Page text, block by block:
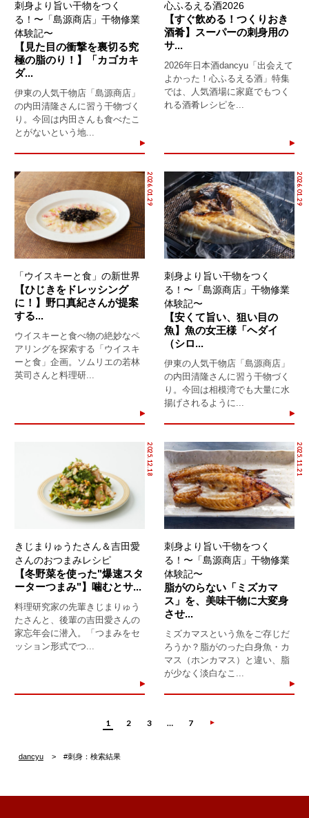
刺身より旨い干物をつく
る！〜「島源商店」干物修業
体験記〜
【見た目の衝撃を裏切る究
極の脂のり！】「カゴカキ
ダ...
伊東の人気干物店「島源商店」
の内田清隆さんに習う干物づく
り。今回は内田さんも食べたこ
とがないという地...
心ふるえる酒2026
【すぐ飲める！つくりおき
酒肴】スーパーの刺身用の
サ...
2026年日本酒dancyu「出会えて
よかった！心ふるえる酒」特集
では、人気酒場に家庭でもつく
れる酒肴レシピを...
2026.01.29
「ウイスキーと食」の新世界
【ひじきをドレッシング
に！】野口真紀さんが提案
する...
ウイスキーと食べ物の絶妙なペ
アリングを探索する「ウイスキ
ーと食」企画。ソムリエの若林
英司さんと料理研...
2026.01.29
刺身より旨い干物をつく
る！〜「島源商店」干物修業
体験記〜
【安くて旨い、狙い目の
魚】魚の女王様「ヘダイ
（シロ...
伊東の人気干物店「島源商店」
の内田清隆さんに習う干物づく
り。今回は相模湾でも大量に水
揚げされるように...
2025.12.18
きじまりゅうたさん＆吉田愛
さんのおつまみレシピ
【冬野菜を使った"爆速スタ
ーターつまみ"】噛むとサ...
料理研究家の先輩きじまりゅう
たさんと、後輩の吉田愛さんの
家忘年会に潜入。「つまみをセ
ッション形式でつ...
2025.11.21
刺身より旨い干物をつく
る！〜「島源商店」干物修業
体験記〜
脂がのらない「ミズカマ
ス」を、美味干物に大変身
させ...
ミズカマスという魚をご存じだ
ろうか？脂がのった白身魚・カ
マス（ホンカマス）と違い、脂
が少なく淡白なこ...
1 2 3 … 7
dancyu #刺身：検索結果